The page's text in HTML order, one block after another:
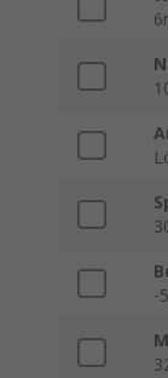
-